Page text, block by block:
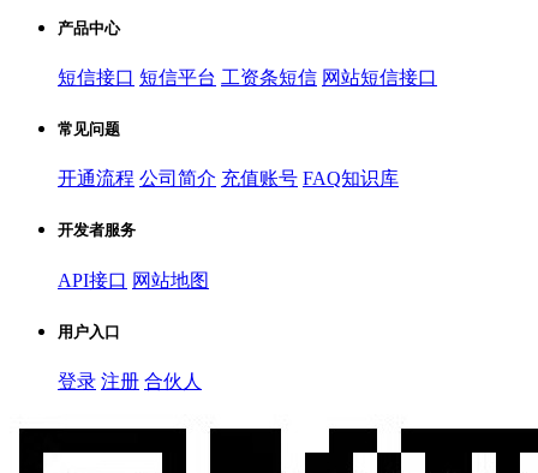
产品中心
短信接口 短信平台 工资条短信 网站短信接口
常见问题
开通流程 公司简介 充值账号 FAQ知识库
开发者服务
API接口 网站地图
用户入口
登录 注册 合伙人